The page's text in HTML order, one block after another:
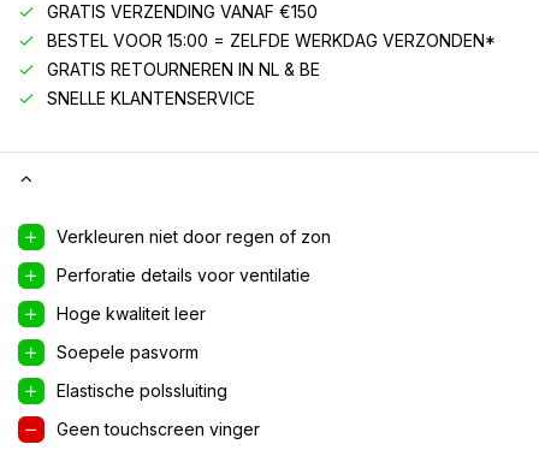
GRATIS VERZENDING VANAF €150
BESTEL VOOR 15:00 = ZELFDE WERKDAG VERZONDEN*
GRATIS RETOURNEREN IN NL & BE
SNELLE KLANTENSERVICE
Verkleuren niet door regen of zon
Perforatie details voor ventilatie
Hoge kwaliteit leer
Soepele pasvorm
Elastische polssluiting
Geen touchscreen vinger